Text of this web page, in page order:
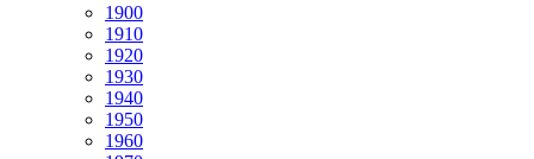
1900
1910
1920
1930
1940
1950
1960